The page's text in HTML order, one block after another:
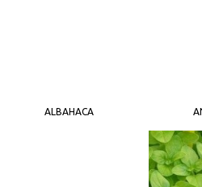
ALBAHACA